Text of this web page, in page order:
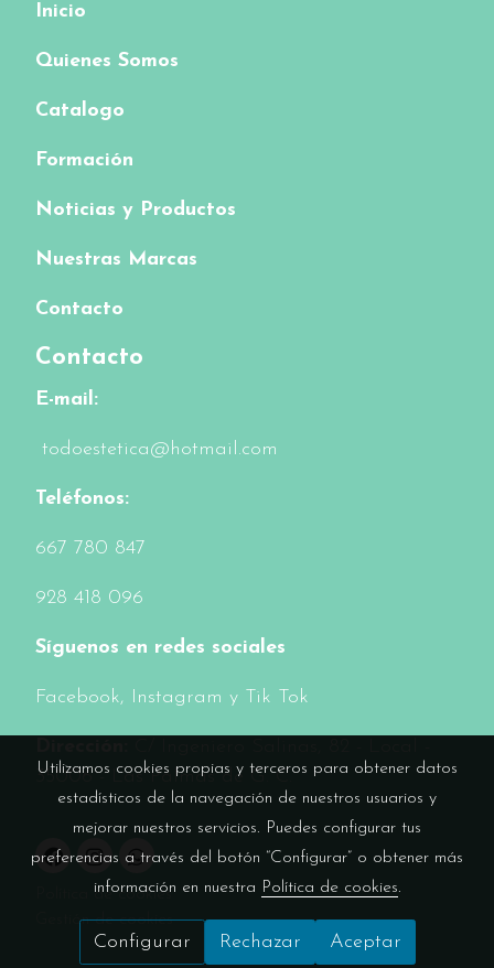
Inicio
Quienes Somos
Catalogo
Formación
Noticias y Productos
Nuestras Marcas
Contacto
Contacto
E-mail:
todoestetica@hotmail.com
Teléfonos:
667 780 847
928 418 096
Síguenos en redes sociales
Facebook, Instagram y Tik Tok
35006 - Las Palmas de G. C.
Política de cookies
Gestión de cookies
Utilizamos cookies propias y terceros para obtener datos
estadísticos de la navegación de nuestros usuarios y
mejorar nuestros servicios. Puedes configurar tus
preferencias a través del botón “Configurar” o obtener más
información en nuestra Política de cookies.
Configurar Rechazar Aceptar